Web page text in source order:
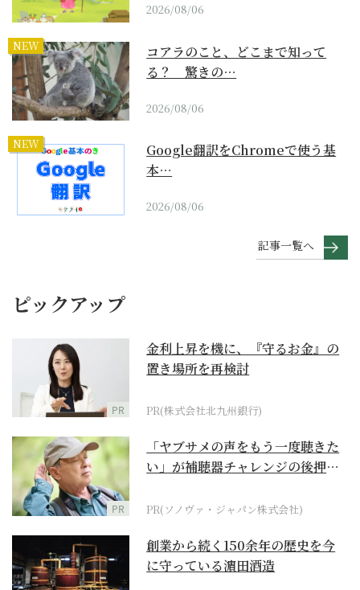
2026/08/06
NEW
コアラのこと、どこまで知って
る？ 驚きの…
2026/08/06
NEW
Google翻訳をChromeで使う基
本…
2026/08/06
記事一覧へ
ピックアップ
PR
金利上昇を機に、『守るお金』の
置き場所を再検討
PR(株式会社北九州銀行)
PR
「ヤブサメの声をもう一度聴きた
い」が補聴器チャレンジの後押し
PR(ソノヴァ・ジャパン株式会社)
創業から続く150余年の歴史を今
に守っている濵田酒造